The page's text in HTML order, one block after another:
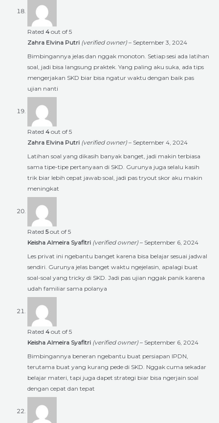
Rated 4 out of 5
Zahra Elvina Putri (verified owner) – September 3, 2024
Bimbingannya jelas dan nggak monoton. Setiap sesi ada latihan
soal, jadi bisa langsung praktek. Yang paling aku suka, ada tips
mengerjakan SKD biar bisa ngatur waktu dengan baik pas
ujian nanti
Rated 4 out of 5
Zahra Elvina Putri (verified owner) – September 4, 2024
Latihan soal yang dikasih banyak banget, jadi makin terbiasa
sama tipe-tipe pertanyaan di SKD. Gurunya juga selalu kasih
trik biar lebih cepat jawab soal, jadi pas tryout skor aku makin
meningkat
Rated 5out of 5
Keisha Almeira Syafitri (verified owner) – September 6, 2024
Les privat ini ngebantu banget karena bisa belajar sesuai jadwal
sendiri. Gurunya jelas banget waktu ngejelasin, apalagi buat
soal-soal yang tricky di SKD. Jadi pas ujian nggak panik karena
udah familiar sama polanya
Rated 4 out of 5
Keisha Almeira Syafitri (verified owner) – September 6, 2024
Bimbingannya beneran ngebantu buat persiapan IPDN,
terutama buat yang kurang pede di SKD. Nggak cuma sekadar
belajar materi, tapi juga dapet strategi biar bisa ngerjain soal
dengan cepat dan tepat